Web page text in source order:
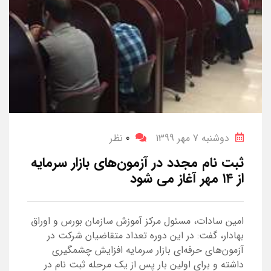
دوشنبه 7 مهر 1399 0 نظر
ثبت نام مجدد در آزمون‌های بازار سرمایه
از ۱۴ مهر آغاز می شود
امین سادات، مسئول مرکز آموزش سازمان بورس و اوراق
بهادار، گفت: در این دوره تعداد متقاضیان شرکت در
آزمون‌های حرفه‌ای بازار سرمایه افزایش چشمگیری
داشته و برای اولین بار پس از یک مرحله ثبت نام در